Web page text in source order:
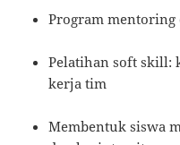
Program
Pelatihan soft skill:
kerja tim
Membentuk siswa